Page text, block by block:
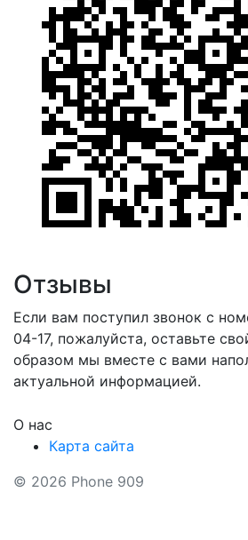
Отзывы
Если вам поступил звонок с
04-17, пожалуйста, оставьте
образом мы вместе с вами
актуальной информацией.
О нас
Карта сайта
© 2026 Phone 909